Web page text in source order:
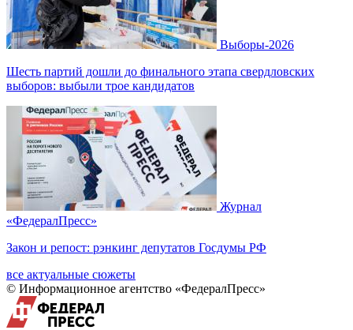
Выборы-2026
Шесть партий дошли до финального этапа свердловских
выборов: выбыли трое кандидатов
Журнал
«ФедералПресс»
Закон и репост: рэнкинг депутатов Госдумы РФ
все актуальные сюжеты
© Информационное агентство «ФедералПресс»